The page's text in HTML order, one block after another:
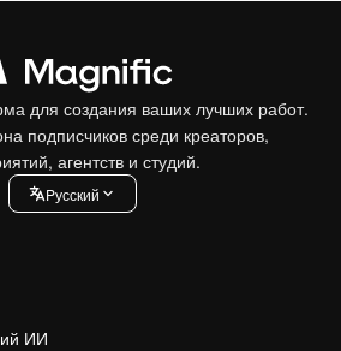
для создания ваших лучших работ.
подписчиков среди креаторов,
агентств и студий.
Pусский
ИИ